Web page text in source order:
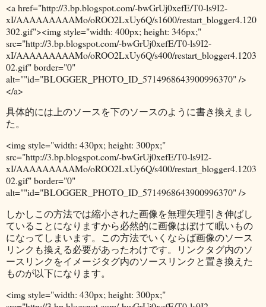
<a href="http://3.bp.blogspot.com/-bwGrUj0xefE/T0-ls9I2-
xI/AAAAAAAAAMo/oROO2LxUy6Q/s1600/restart_blogger4.120
302.gif"><img style="width: 400px; height: 346px;"
src="http://3.bp.blogspot.com/-bwGrUj0xefE/T0-ls9I2-
xI/AAAAAAAAAMo/oROO2LxUy6Q/s400/restart_blogger4.1203
02.gif" border="0"
alt=""id="BLOGGER_PHOTO_ID_5714968643900996370" />
</a>
具体的には上のソースを下のソースのように書き換えまし
た。
<img style="width: 430px; height: 300px;"
src="http://3.bp.blogspot.com/-bwGrUj0xefE/T0-ls9I2-
xI/AAAAAAAAAMo/oROO2LxUy6Q/s400/restart_blogger4.1203
02.gif" border="0"
alt=""id="BLOGGER_PHOTO_ID_5714968643900996370" />
しかしこの方法では縮小された画像を無理矢理引き伸ばし
ていることになりますから必然的に画像はぼけて眠いもの
になってしまいます。この方法でいくならば画像のソース
リンクも換える必要があったわけです。リンクタグ内のソ
ースリンクをイメージタグ内のソースリンクと置き換えた
ものが以下になります。
<img style="width: 430px; height: 300px;"